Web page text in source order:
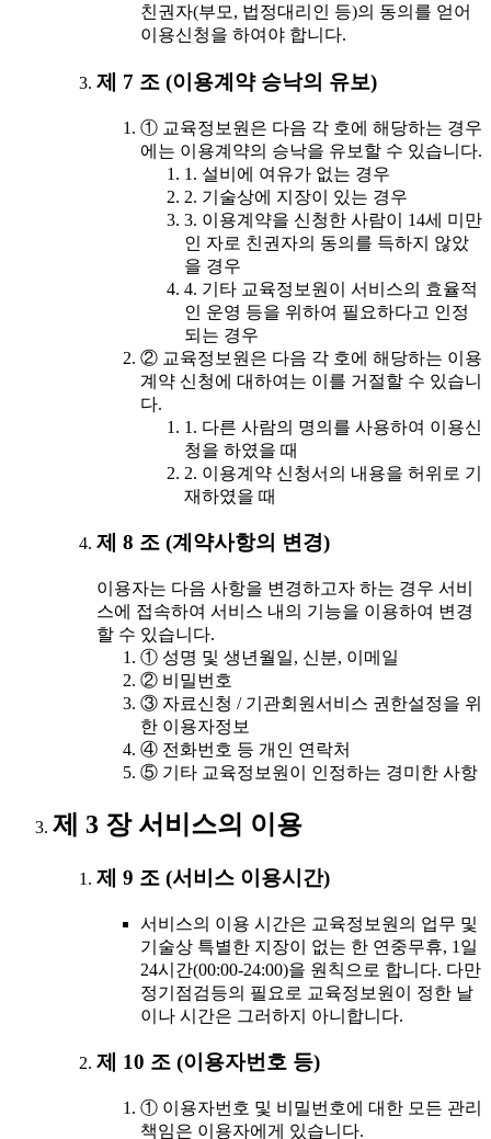
친권자(부모, 법정대리인 등)의 동의를 얻어
이용신청을 하여야 합니다.
제 7 조 (이용계약 승낙의 유보)
① 교육정보원은 다음 각 호에 해당하는 경우
에는 이용계약의 승낙을 유보할 수 있습니다.
1. 설비에 여유가 없는 경우
2. 기술상에 지장이 있는 경우
3. 이용계약을 신청한 사람이 14세 미만
인 자로 친권자의 동의를 득하지 않았
을 경우
4. 기타 교육정보원이 서비스의 효율적
인 운영 등을 위하여 필요하다고 인정
되는 경우
② 교육정보원은 다음 각 호에 해당하는 이용
계약 신청에 대하여는 이를 거절할 수 있습니
다.
1. 다른 사람의 명의를 사용하여 이용신
청을 하였을 때
2. 이용계약 신청서의 내용을 허위로 기
재하였을 때
제 8 조 (계약사항의 변경)
이용자는 다음 사항을 변경하고자 하는 경우 서비
스에 접속하여 서비스 내의 기능을 이용하여 변경
할 수 있습니다.
① 성명 및 생년월일, 신분, 이메일
② 비밀번호
③ 자료신청 / 기관회원서비스 권한설정을 위
한 이용자정보
④ 전화번호 등 개인 연락처
⑤ 기타 교육정보원이 인정하는 경미한 사항
제 3 장 서비스의 이용
제 9 조 (서비스 이용시간)
서비스의 이용 시간은 교육정보원의 업무 및
기술상 특별한 지장이 없는 한 연중무휴, 1일
24시간(00:00-24:00)을 원칙으로 합니다. 다만
정기점검등의 필요로 교육정보원이 정한 날
이나 시간은 그러하지 아니합니다.
제 10 조 (이용자번호 등)
① 이용자번호 및 비밀번호에 대한 모든 관리
책임은 이용자에게 있습니다.